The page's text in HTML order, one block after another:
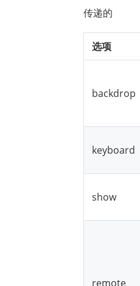
传递的
选项
backdrop
keyboard
show
remote